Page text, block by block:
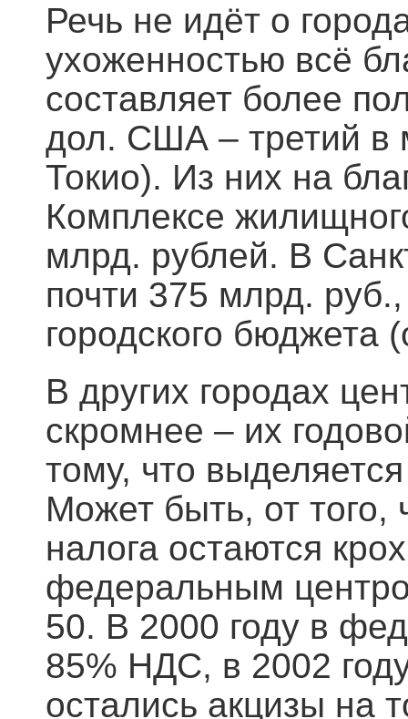
Речь не идёт о
ухоженностью всё
составляет более
дол. США – третий в
Токио). Из них на
Комплексе
млрд. рублей. В
почти 375 млрд.
городского бюджета
В других городах
скромнее – их
тому, что
Может быть, от того,
налога остаются
федеральным
50. В 2000 году в
85% НДС, в 2002
остались акцизы на